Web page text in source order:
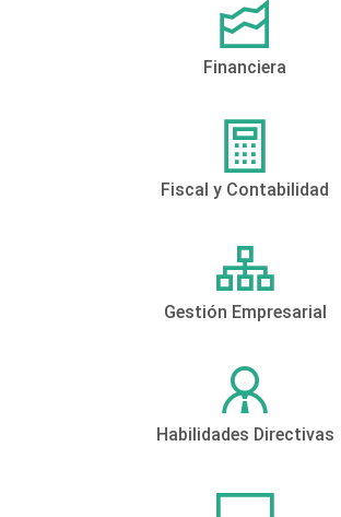
Financiera
Fiscal y Contabilidad
Gestión Empresarial
Habilidades Directivas